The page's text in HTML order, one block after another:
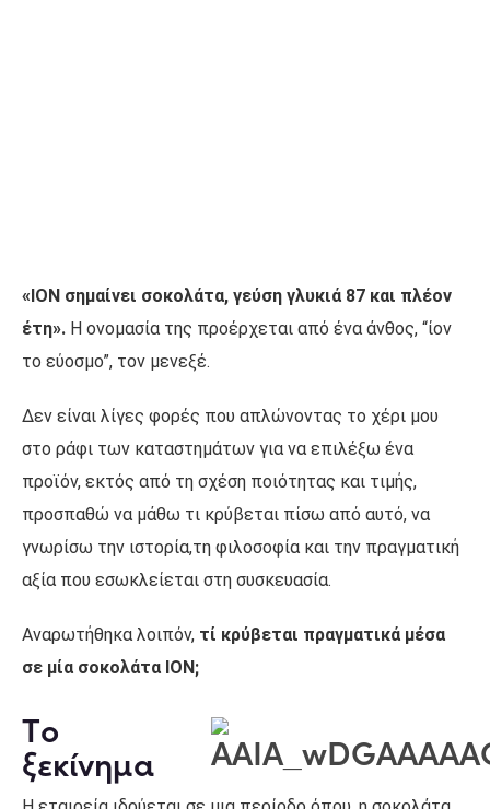
«ΙΟΝ σημαίνει σοκολάτα, γεύση γλυκιά 87 και πλέον
έτη». Η ονομασία της προέρχεται από ένα άνθος, “ίον
το εύοσμο”, τον μενεξέ.
Δεν είναι λίγες φορές που απλώνοντας το χέρι μου
στο ράφι των καταστημάτων για να επιλέξω ένα
προϊόν, εκτός από τη σχέση ποιότητας και τιμής,
προσπαθώ να μάθω τι κρύβεται πίσω από αυτό, να
γνωρίσω την ιστορία,τη φιλοσοφία και την πραγματική
αξία που εσωκλείεται στη συσκευασία.
Αναρωτήθηκα λοιπόν, τί κρύβεται πραγματικά μέσα
σε μία σοκολάτα ΙΟΝ;
Tο
ξεκίνημα